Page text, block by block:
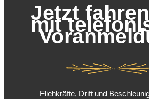
Jetzt
mit
Fliehkräfte, Drift und